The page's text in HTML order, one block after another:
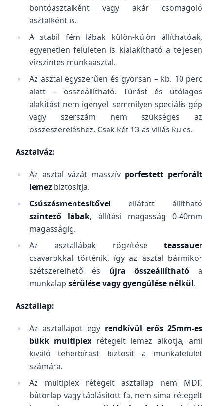
bontóasztalként vagy akár csomagoló
asztalként is.
A stabil fém lábak külön-külön állíthatóak,
egyenetlen felületen is kialakítható a teljesen
vízszintes munkaasztal.
Az asztal egyszerűen és gyorsan – kb. 10 perc
alatt – összeállítható. Fúrást és utólagos
alakítást nem igényel, semmilyen speciális gép
vagy szerszám nem szükséges az
összeszereléshez. Csak két 13-as villás kulcs.
Asztalváz:
Az asztal vázát masszív porfestett perforált
lemez biztosítja.
Csúszásmentesítővel ellátott állítható
szintező lábak, állítási magasság 0-40mm
magasságig.
Az asztallábak rögzítése teassauer
csavarokkal történik, így az asztal bármikor
szétszerelhető és újra összeállíthatóa
munkalap sérülése vagy gyengülése nélkül.
Asztallap:
Az asztallapot egy rendkívül erős 25mm-es
bükk multiplex rétegelt lemez alkotja, ami
kiváló teherbírást biztosít a munkafelület
számára.
Az multiplex rétegelt asztallap nem MDF,
bútorlap vagy táblásított fa, nem sima rétegelt